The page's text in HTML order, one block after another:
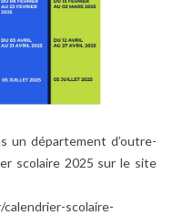
un département d’outre-
scolaire 2025 sur le site
scolaire-